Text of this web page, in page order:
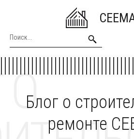
Блог о
ремонте
О